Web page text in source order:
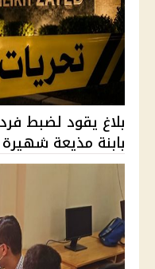
بلاغ يقود لضبط
بابنة مذيعة شهيرة